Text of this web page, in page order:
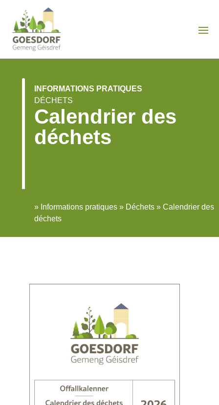
INFORMATIONS PRATIQUES
DÉCHETS
Calendrier des
déchets
» Informations pratiques » Déchets » Calendrier des
déchets